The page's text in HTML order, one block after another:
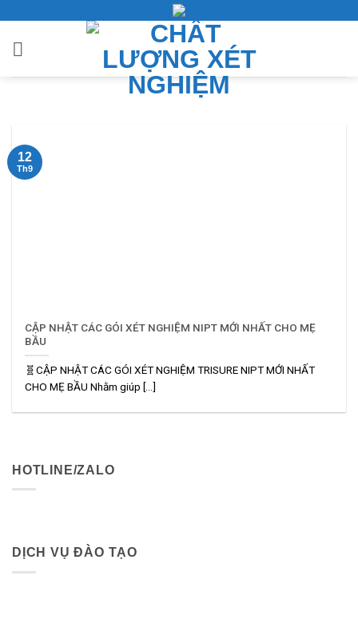
nội
CẬP NHẬT CÁC GÓI XÉT NGHIỆM NIPT MỚI NHẤT CHO MẸ
BẦU​
🧬CẬP NHẬT CÁC GÓI XÉT NGHIỆM TRISURE NIPT MỚI NHẤT
CHO MẸ BẦU​ Nhằm giúp [...]
12
Th9
HOTLINE/ZALO
DỊCH VỤ ĐÀO TẠO